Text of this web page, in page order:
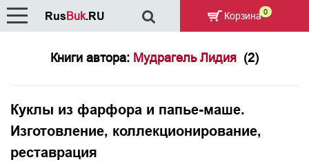
Книги автора: Мудрагель Лидия (2)
Куклы из фарфора и папье-маше.
Изготовление, коллекционирование,
реставрация
RusBuk.RU Корзина 0